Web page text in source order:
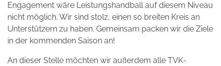
Engagement wäre Leistungshandball auf diesem Niveau
nicht möglich. Wir sind stolz, einen so breiten Kreis an
Unterstützern zu haben. Gemeinsam packen wir die Ziele
in der kommenden Saison an!
An dieser Stelle möchten wir außerdem alle TVK-